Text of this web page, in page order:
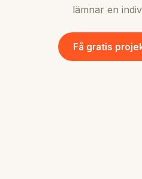
lämnar en
Få gratis